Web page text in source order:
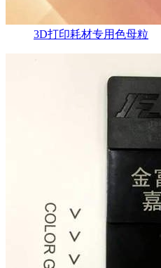
3D打印耗材专用色母粒